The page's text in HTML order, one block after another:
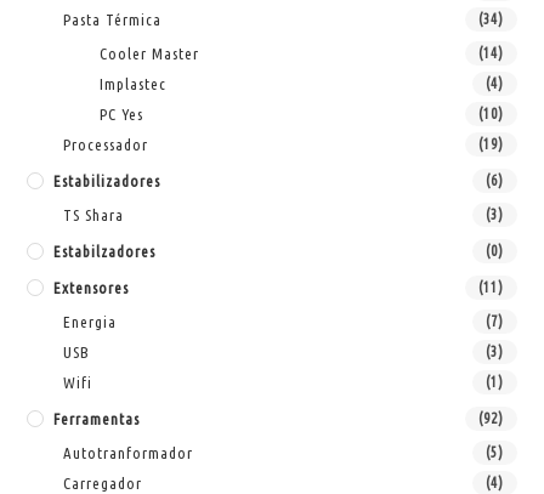
Pasta Térmica (34)
Cooler Master (14)
Implastec (4)
PC Yes (10)
Processador (19)
Estabilizadores (6)
TS Shara (3)
Estabilzadores (0)
Extensores (11)
Energia (7)
USB (3)
Wifi (1)
Ferramentas (92)
Autotranformador (5)
Carregador (4)